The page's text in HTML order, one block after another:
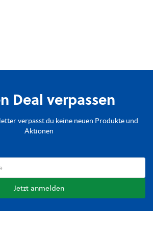
Deal verpassen
verpasst du keine neuen Produkte und
Aktionen
Jetzt anmelden